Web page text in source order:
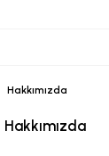
Hakkımızda
Hakkımızda